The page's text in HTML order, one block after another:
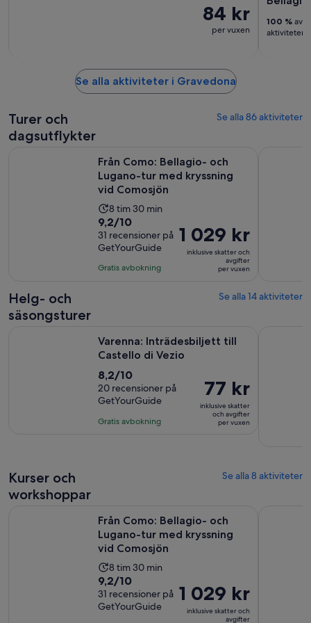
84 kr
per vuxen
100 % av
aktiviteten
Se alla aktiviteter i Gravedona
Turer och
dagsutflykter
Se alla 86 aktiviteter
Från Como: Bellagio- och
Lugano-tur med kryssning
vid Comosjön
Aktivitetens
längd
är
8
timmar
8 tim 30 min
9.2
av
10
med
9,2/10
31 recensioner på
GetYourGuide
Gratis avbokning
Priset
är
1 029 kr
1 029 kr
inklusive skatter och
avgifter
per vuxen
Från Como: Bellagio- och Lugano-tur med kryssning vid
Helg- och
säsongsturer
Se alla 14 aktiviteter
Varenna: Inträdesbiljett till
Castello di Vezio
8.2
av
10
med
8,2/10
20 recensioner på
GetYourGuide
Gratis avbokning
Priset
är
77 kr
per
77 kr
inklusive skatter
och avgifter
per vuxen
Kurser och
workshoppar
Se alla 8 aktiviteter
Från Como: Bellagio- och
Lugano-tur med kryssning
vid Comosjön
Aktivitetens
längd
är
8
8 tim 30 min
9.2
av
10
9,2/10
31 recensioner på
GetYourGuide
Priset
är
1 029 kr
1 029 kr
inklusive skatter och
avgifter
Från Como: Bellagio- och Lugano-tur med kryssning vid